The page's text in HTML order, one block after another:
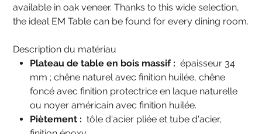
available in oak veneer. Thanks to this wide selection,
the ideal EM Table can be found for every dining room.
Description du matériau
Plateau de table en bois massif : épaisseur 34
mm ; chêne naturel avec finition huilée, chêne
foncé avec finition protectrice en laque naturelle
ou noyer américain avec finition huilée.
Piètement : tôle d'acier pliée et tube d'acier,